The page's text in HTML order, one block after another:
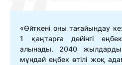
«Өйткені оны тағайындау
1 қаңтарға дейінгі
алынады. 2040
мұндай еңбек өтілі жоқ